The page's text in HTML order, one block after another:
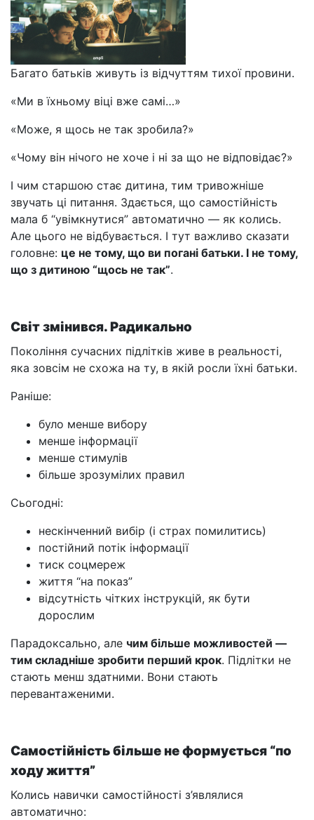
Багато батьків живуть із відчуттям тихої провини.
«Ми в їхньому віці вже самі…»
«Може, я щось не так зробила?»
«Чому він нічого не хоче і ні за що не відповідає?»
І чим старшою стає дитина, тим тривожніше
звучать ці питання. Здається, що самостійність
мала б “увімкнутися” автоматично — як колись.
Але цього не відбувається. І тут важливо сказати
головне: це не тому, що ви погані батьки. І не тому,
що з дитиною “щось не так”.
Світ змінився. Радикально
Покоління сучасних підлітків живе в реальності,
яка зовсім не схожа на ту, в якій росли їхні батьки.
Раніше:
було менше вибору
менше інформації
менше стимулів
більше зрозумілих правил
Сьогодні:
нескінченний вибір (і страх помилитись)
постійний потік інформації
тиск соцмереж
життя “на показ”
відсутність чітких інструкцій, як бути
дорослим
Парадоксально, але чим більше можливостей —
тим складніше зробити перший крок. Підлітки не
стають менш здатними. Вони стають
перевантаженими.
Самостійність більше не формується “по
ходу життя”
Колись навички самостійності з’являлися
автоматично: